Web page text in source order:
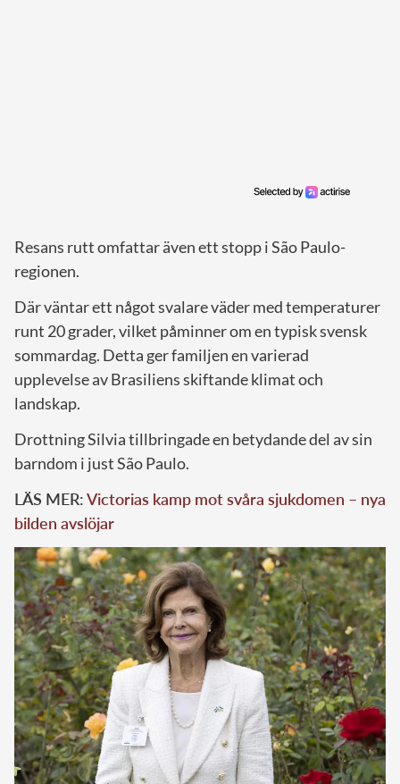
Resans rutt omfattar även ett stopp i São Paulo-
regionen.
Där väntar ett något svalare väder med temperaturer
runt 20 grader, vilket påminner om en typisk svensk
sommardag. Detta ger familjen en varierad
upplevelse av Brasiliens skiftande klimat och
landskap.
Drottning Silvia tillbringade en betydande del av sin
barndom i just São Paulo.
LÄS MER:Victorias kamp mot svåra sjukdomen – nya
bilden avslöjar